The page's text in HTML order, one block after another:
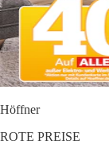
Höffner
ROTE PREISE